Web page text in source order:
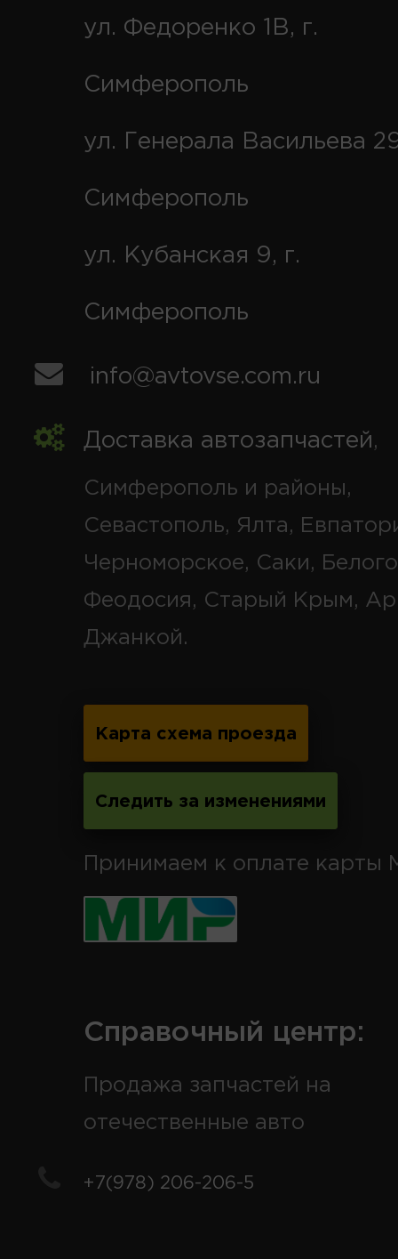
ул. Федоренко 1В, г.
Симферополь
ул. Генерала Васильева
Симферополь
ул. Кубанская 9, г.
Симферополь
info@avtovse.com.ru
Доставка автозапчастей,
Симферополь и районы,
Севастополь, Ялта,
Черноморское, Саки,
Феодосия, Старый Крым,
Джанкой.
Карта схема проезда
Следить за изменениями
Принимаем к оплате карты
Справочный центр:
Продажа запчастей на
отечественные авто
+7(978) 206-206-5